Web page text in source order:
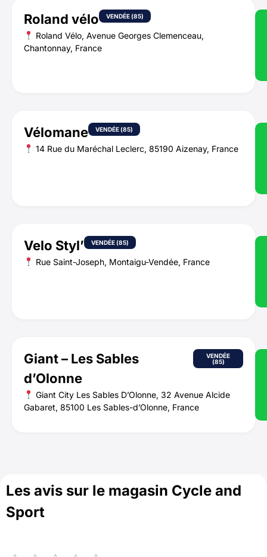
Roland vélo VENDÉE (85)
Roland Vélo, Avenue Georges Clemenceau,
Chantonnay, France
Vélomane VENDÉE (85)
14 Rue du Maréchal Leclerc, 85190 Aizenay, France
Velo Styl’ VENDÉE (85)
Rue Saint-Joseph, Montaigu-Vendée, France
Giant – Les Sables
d’Olonne
VENDÉE
(85)
Giant City Les Sables D’Olonne, 32 Avenue Alcide
Gabaret, 85100 Les Sables-d’Olonne, France
Les avis sur le magasin Cycle and
Sport